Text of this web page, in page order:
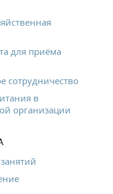
для приёма
сотрудничество
в
организации